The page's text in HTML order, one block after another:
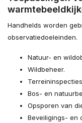
Handhelds worden
observatiedoeleinden.
Natuur- en
Wildbeheer.
Bos- en
Opsporen van
Beveiligings- en